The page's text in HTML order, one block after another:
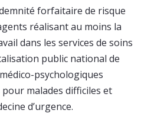
forfaitaire de risque
réalisant au moins la
dans les services de soins
public national de
psychologiques
malades difficiles et
d’urgence.